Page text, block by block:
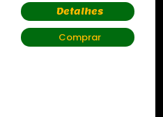
Detalhes
Comprar